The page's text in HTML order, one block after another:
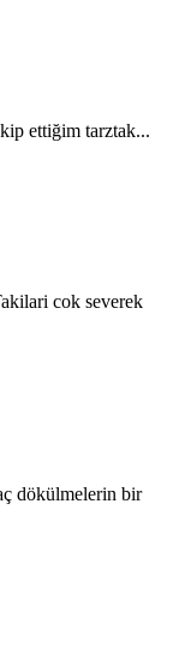
ettiğim tarztak...
cok severek
dökülmelerin bir